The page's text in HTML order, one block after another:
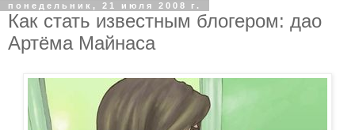
понедельник, 21 июля 2008 г.
Как стать известным блогером: дао
Артёма Майнаса